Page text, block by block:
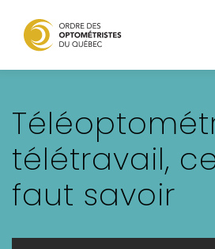
contenu
télétravail,
faut savoir